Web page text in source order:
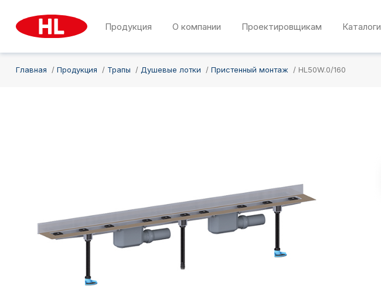
Продукция О компании Проектировщикам Каталоги
Главная Продукция Трапы Душевые лотки Пристенный монтаж HL50W.0/160